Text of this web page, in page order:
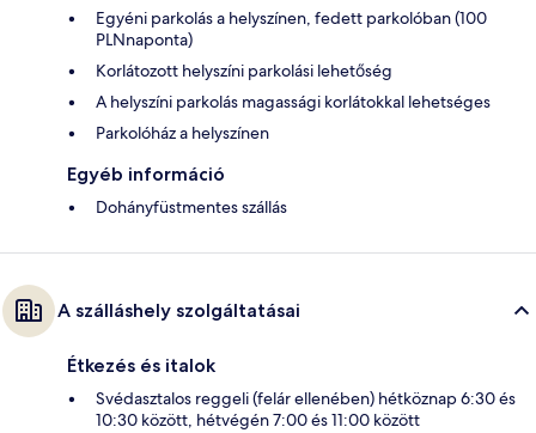
Egyéni parkolás a helyszínen, fedett parkolóban (100
PLNnaponta)
Korlátozott helyszíni parkolási lehetőség
A helyszíni parkolás magassági korlátokkal lehetséges
Parkolóház a helyszínen
Egyéb információ
Dohányfüstmentes szállás
A szálláshely szolgáltatásai
Étkezés és italok
Svédasztalos reggeli (felár ellenében) hétköznap 6:30 és
10:30 között, hétvégén 7:00 és 11:00 között